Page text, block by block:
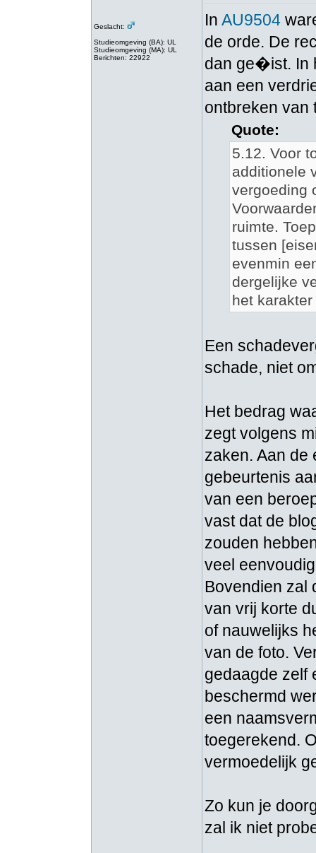
Geslacht:
Studieomgeving (BA): UL
Studieomgeving (MA): UL
Berichten: 22922
In AU9504
de orde. De
dan ge�ist. In
aan een
ontbreken van
Quote:
5.12. Voor
additionele
vergoeding
ruimte.
tussen
evenmin
dergelijke
het
Een
schade, niet
Het bedrag
zegt volgens
zaken. Aan de
gebeurtenis
van een
vast dat de
zouden
veel
Bovendien zal
van vrij korte
of nauwelijks
van de foto.
gedaagde zelf
beschermd
een
toegerekend.
vermoedelijk
Zo kun je
zal ik niet